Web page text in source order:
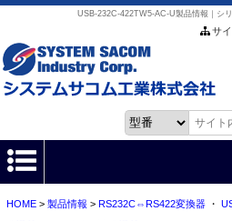
USB-232C-422TW5-AC-U製品情報｜シ
サ
HOME
HOME> 製品情報 > RS232C⇔RS422変換器・